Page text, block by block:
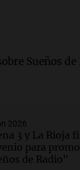
Sueños de
2026
3 y La Rioja
para
de Radio"